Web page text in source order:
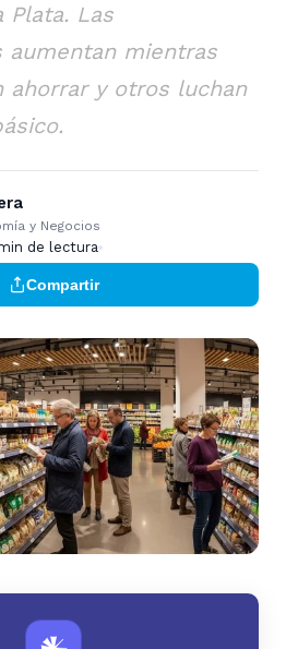
Plata. Las
aumentan mientras
ahorrar y otros luchan
y Negocios
de lectura
Compartir